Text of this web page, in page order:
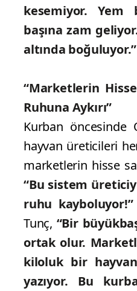
kesemiyor. Yem
başına zam
altında boğuluyor.”
“Marketlerin
Ruhuna Aykırı”
Kurban öncesinde
hayvan üreticileri
marketlerin hisse
“Bu sistem
ruhu kayboluyor!”
Tunç, “Bir
ortak olur.
kiloluk bir
yazıyor. Bu